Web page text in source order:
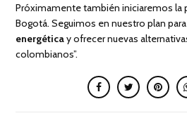
Próximamente también iniciaremos la
Bogotá. Seguimos en nuestro plan
energéticay ofrecer nuevas
colombianos”.